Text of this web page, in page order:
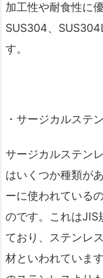
加工性や耐食性に
SUS304、
す。
・サージカルステ
サージカルステン
はいくつか種類が
ーに使われている
のです。これはJIS
ており、ステンレ
材といわれていま